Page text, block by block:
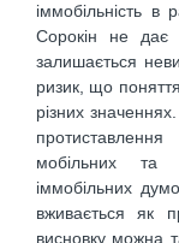
іммобіль­ність в
Сорокін не дає
залишається
ризик, що
різних
протиставлення
мобільних та
іммобільних
вживається як
висновку можна